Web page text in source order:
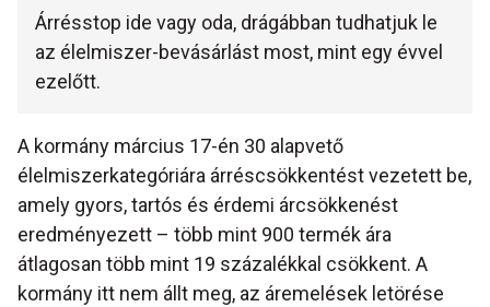
Árrésstop ide vagy oda, drágábban tudhatjuk le
az élelmiszer-bevásárlást most, mint egy évvel
ezelőtt.
A kormány március 17-én 30 alapvető
élelmiszerkategóriára árréscsökkentést vezetett be,
amely gyors, tartós és érdemi árcsökkenést
eredményezett – több mint 900 termék ára
átlagosan több mint 19 százalékkal csökkent. A
kormány itt nem állt meg, az áremelések letörése